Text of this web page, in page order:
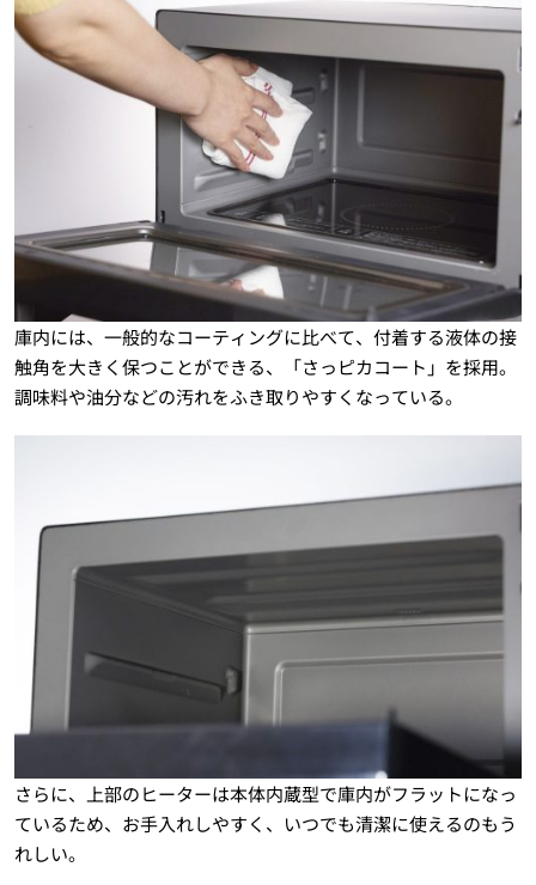
庫内には、一般的なコーティングに比べて、付着する液体の接
触角を大きく保つことができる、「さっピカコート」を採用。
調味料や油分などの汚れをふき取りやすくなっている。
さらに、上部のヒーターは本体内蔵型で庫内がフラットになっ
ているため、お手入れしやすく、いつでも清潔に使えるのもう
れしい。